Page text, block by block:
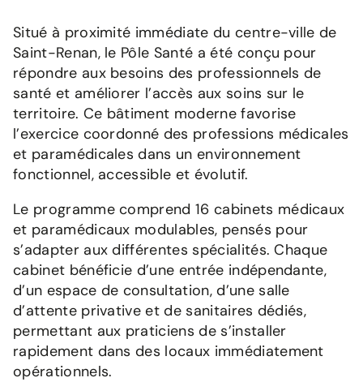
Situé à proximité immédiate du centre-ville de
Saint-Renan, le Pôle Santé a été conçu pour
répondre aux besoins des professionnels de
santé et améliorer l’accès aux soins sur le
territoire. Ce bâtiment moderne favorise
l’exercice coordonné des professions médicales
et paramédicales dans un environnement
fonctionnel, accessible et évolutif.
Le programme comprend 16 cabinets médicaux
et paramédicaux modulables, pensés pour
s’adapter aux différentes spécialités. Chaque
cabinet bénéficie d’une entrée indépendante,
d’un espace de consultation, d’une salle
d’attente privative et de sanitaires dédiés,
permettant aux praticiens de s’installer
rapidement dans des locaux immédiatement
opérationnels.